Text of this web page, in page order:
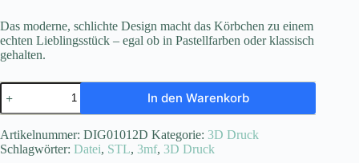
Das moderne, schlichte Design macht das Körbchen zu einem
echten Lieblingsstück – egal ob in Pastellfarben oder klassisch
gehalten.
Hasenkörbchen
3D
Druck,
STL,
3mf
Datei
In den Warenkorb
Artikelnummer: DIG01012D Kategorie: 3D Druck
Schlagwörter: Datei, STL, 3mf, 3D Druck